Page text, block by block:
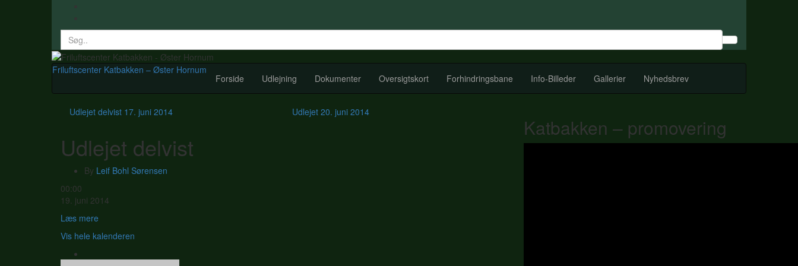
Search
for:
Friluftscenter Katbakken – Øster Hornum
Forside Udlejning Dokumenter Oversigtskort Forhindringsbane Info-Billeder Gallerier Nyhedsbrev
Udlejet delvist 17. juni 2014 Udlejet 20. juni 2014
Udlejet delvist
By Leif Bohl Sørensen
Udlejet
delvist
00:00
19. juni 2014
Læs mere
Vis hele kalenderen
Katbakken – promovering